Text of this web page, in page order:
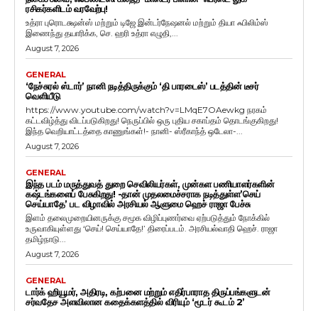
ரசிகர்களிடம் வரவேற்பு!
உத்ரா புரொடக்ஷன்ஸ் மற்றும் டிஜே இன்டர்நேஷனல் மற்றும் தியா ஃபிலிம்ஸ்
இணைந்து தயாரிக்க, செ. ஹரி உத்ரா எழுதி,...
August 7, 2026
GENERAL
‘நேச்சுரல் ஸ்டார்’ நானி நடித்திருக்கும் ‘தி பாரடைஸ்’ படத்தின் டீசர்
வெளியீடு
https://www.youtube.com/watch?v=LMqE7OAewkg நரகம்
கட்டவிழ்த்து விடப்படுகிறது! நெருப்பில் ஒரு புதிய சகாப்தம் தொடங்குகிறது!
இந்த வெறியாட்டத்தை காணுங்கள்!- நானி- ஸ்ரீகாந்த் ஒடேலா-...
August 7, 2026
GENERAL
இந்த படம் மருத்துவத் துறை செவிலியர்கள், முன்கள பணியாளர்களின்
கஷ்டங்களைப் பேசுகிறது! -தான் முதலமைச்சராக நடித்துள்ள’செய்
செய்யாதே’ பட விழாவில் அரசியல் ஆளுமை ஹெச் ராஜா பேச்சு
இளம் தலைமுறையினருக்கு சமூக விழிப்புணர்வை ஏற்படுத்தும் நோக்கில்
உருவாகியுள்ளது ‘செய்! செய்யாதே!’ திரைப்படம். அரசியல்வாதி ஹெச். ராஜா
தமிழ்நாடு...
August 7, 2026
GENERAL
டார்க் ஹியூமர், அதிரடி, கற்பனை மற்றும் எதிர்பாராத திருப்பங்களுடன்
சர்வதேச அளவிலான கதைக்களத்தில் விரியும் ‘மூடர் கூடம் 2’